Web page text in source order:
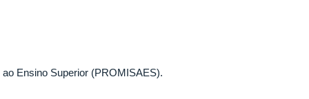
Ensino Superior (PROMISAES).